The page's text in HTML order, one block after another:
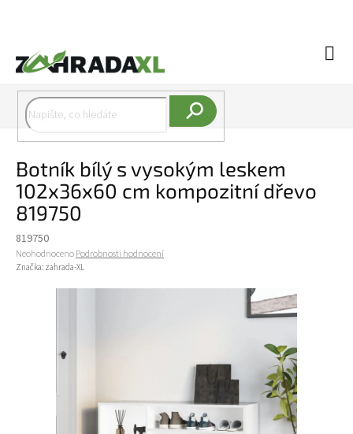
Botník bílý s vysokým leskem
102x36x60 cm kompozitní dřevo
819750
819750
Průměrné hodnocení produktu je 0,0 z 5 hvězdiček.
NeohodnocenoPodrobnosti hodnocení
Značka: zahrada-XL